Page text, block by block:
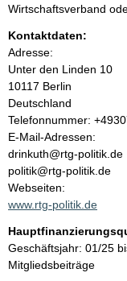
n
h
a
l
t
Wirtschaftsverband
Kontaktdaten:
Adresse:
Unter den Linden 10
10117 Berlin
Deutschland
K
o
n
t
a
k
i
n
f
Telefonnummer:
E-Mail-Adressen:
drinkuth@rtg-politik.de
politik@rtg-politik.de
Webseiten:
www.rtg-politik.de
Geschäftsjahr: 01/25
Mitgliedsbeiträge